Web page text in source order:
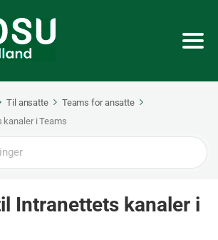
Til ansatte
Teams for ansatte
kanaler i Teams
Intranettets kanaler i